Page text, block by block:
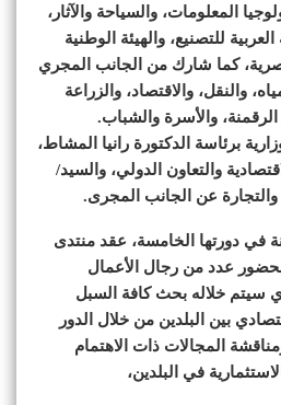
المعلومات، والسياحة والآثار،
العربية للتصنيع، والهيئة الوطنية
كما شارك من الجانب المجري
والنقل، والاقتصاد، والزراعة
الرقمنة، والأسرة والشباب.
برئاسة الدكتورة رانيا المشاط،
والتعاون الدولي، والسيد/
والتجارة عن الجانب المجرى.
في دورتها الخامسة، عقد منتدى
عدد من رجال الأعمال
سيتم خلاله بحث كافة السبل
بين البلدين من خلال الدور
المجالات ذات الاهتمام
في البلدين،